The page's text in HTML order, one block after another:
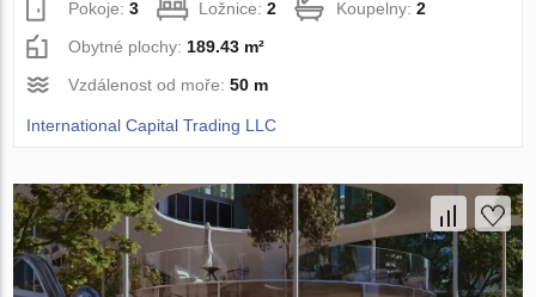
Pokoje:3 Ložnice:2 Koupelny:2
Obytné plochy:189.43 m²
Vzdálenost od moře:50 m
International Capital Trading LLC